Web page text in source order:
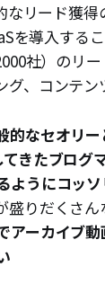
リード獲
を導入する
社）のリ
グ、コンテ
的なセオリ
きたブログ
ようにコッ
盛りだくさ
ーカイブ